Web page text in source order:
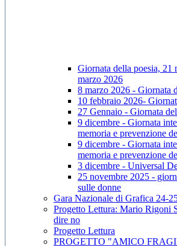
Giornata della poesia, 21
marzo 2026
8 marzo 2026 - Giornata
10 febbraio 2026-
27 Gennaio - Giornata
9 dicembre - Giornata
memoria e prevenzione
9 dicembre - Giornata
memoria e prevenzione
3 dicembre - Universal
25 novembre 2025 -
sulle donne
Gara Nazionale di Grafica 24-
Progetto Lettura: Mario Rigoni
dire no
Progetto Lettura
PROGETTO "AMICO